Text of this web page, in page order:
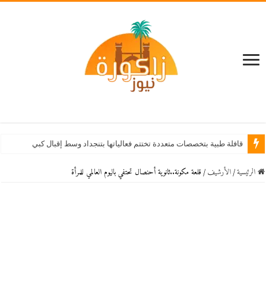
الرئيسية / اﻷرشيف / قلعة مكونة..ثانوية أحنصال تحتفي باليوم العالمي للمرأة